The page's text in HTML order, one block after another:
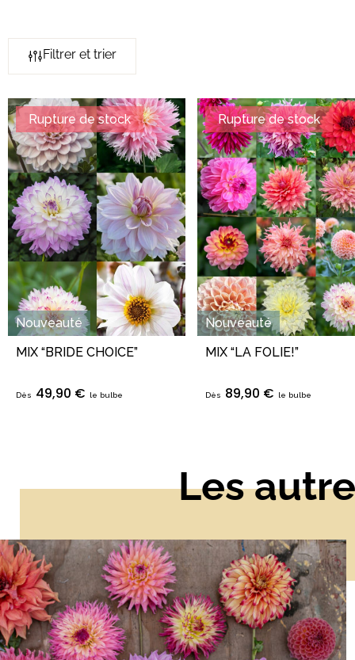
Filtrer et trier
Rupture de stock
Nouveauté
MIX “BRIDE CHOICE”
Dès 49,90 € le bulbe
Rupture de stock
Nouveauté
MIX “LA FOLIE!”
Dès 89,90 € le bulbe
Les